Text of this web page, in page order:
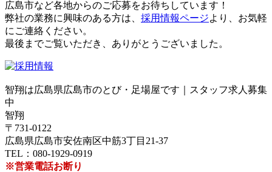
広島市など各地からのご応募をお待ちしています！
弊社の業務に興味のある方は、 採用情報ページより、お気軽
にご連絡ください。
最後までご覧いただき、ありがとうございました。
智翔は広島県広島市のとび・足場屋です｜スタッフ求人募集
中
智翔
〒731-0122
広島県広島市安佐南区中筋3丁目21-37
TEL：080-1929-0919
※営業電話お断り